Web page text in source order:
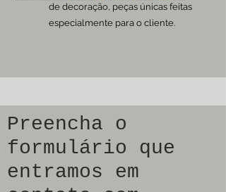
de decoração, peças únicas feitas
especialmente para o cliente.
Preencha o
formulário que
entramos em